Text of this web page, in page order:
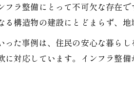
地域特性を踏まえた道路工事
土木と道路工事の連携が生む
白石町の地元事例から学ぶ土木工
地元事例でわかる土木工事の
ラ整備にとって不可欠な存在
構造物の建設にとどまらず、
た事例は、住民の安心な暮ら
対応しています。インフラ整